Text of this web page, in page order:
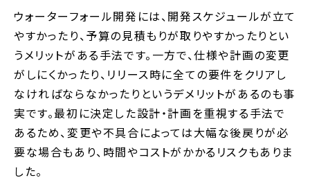
ウォーターフォール開発には、開発スケジュールが立て
やすかったり、予算の見積もりが取りやすかったりとい
うメリットがある手法です。一方で、仕様や計画の変更
がしにくかったり、リリース時に全ての要件をクリアし
なければならなかったりというデメリットがあるのも事
実です。最初に決定した設計・計画を重視する手法で
あるため、変更や不具合によっては大幅な後戻りが必
要な場合もあり、時間やコストがかかるリスクもありま
した。